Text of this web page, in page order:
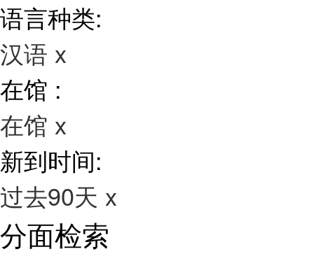
语言种类:
汉语 x
在馆 :
在馆 x
新到时间:
过去90天 x
分面检索